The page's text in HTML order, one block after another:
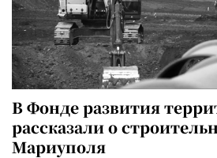
В Фонде развития
рассказали о
Мариуполя